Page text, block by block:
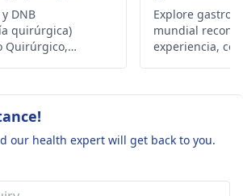
y DNB
quirúrgica)
Quirúrgico,
de 8 años de
actualizado
Explore
mundial
experiencia,
para la salud y
our health expert will get back to you.